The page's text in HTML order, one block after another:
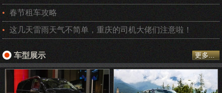
春节租车攻略
这几天雷雨天气不简单，重庆的司机大佬们注意啦！
更多...
车型展示